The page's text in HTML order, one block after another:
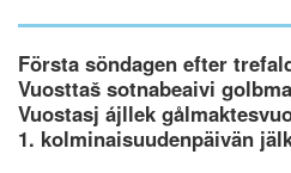
Första söndagen efter
Vuosttaš sotnabeaivi
Vuostasj ájllek
1. kolminaisuudenpäivän